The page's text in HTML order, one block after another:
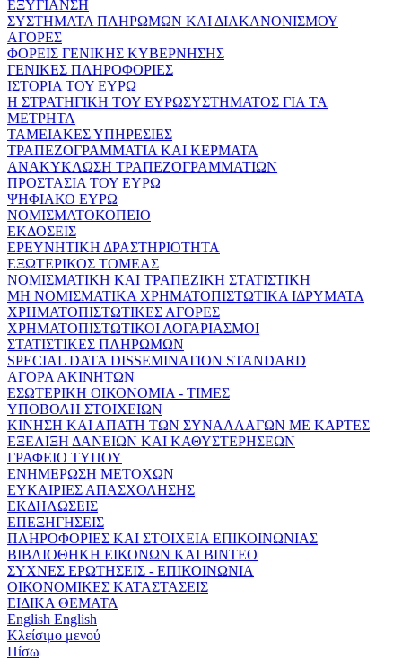
ΕΞΥΓΙΑΝΣΗ
ΣΥΣΤΗΜΑΤΑ ΠΛΗΡΩΜΩΝ ΚΑΙ ΔΙΑΚΑΝΟΝΙΣΜΟΥ
ΑΓΟΡΕΣ
ΦΟΡΕΙΣ ΓΕΝΙΚΗΣ ΚΥΒΕΡΝΗΣΗΣ
ΓΕΝΙΚΕΣ ΠΛΗΡΟΦΟΡΙΕΣ
ΙΣΤΟΡΙΑ ΤΟΥ ΕΥΡΩ
Η ΣΤΡΑΤΗΓΙΚΗ ΤΟΥ ΕΥΡΩΣΥΣΤΗΜΑΤΟΣ ΓΙΑ ΤΑ
ΜΕΤΡΗΤΑ
ΤΑΜΕΙΑΚΕΣ ΥΠΗΡΕΣΙΕΣ
ΤΡΑΠΕΖΟΓΡΑΜΜΑΤΙΑ ΚΑΙ ΚΕΡΜΑΤΑ
ΑΝΑΚΥΚΛΩΣΗ ΤΡΑΠΕΖΟΓΡΑΜΜΑΤΙΩΝ
ΠΡΟΣΤΑΣΙΑ ΤΟΥ ΕΥΡΩ
ΨΗΦΙΑΚΟ ΕΥΡΩ
ΝΟΜΙΣΜΑΤΟΚΟΠΕΙΟ
ΕΚΔΟΣΕΙΣ
ΕΡΕΥΝΗΤΙΚΗ ΔΡΑΣΤΗΡΙΟΤΗΤΑ
ΕΞΩΤΕΡΙΚΟΣ ΤΟΜΕΑΣ
ΝΟΜΙΣΜΑΤΙΚΗ ΚΑΙ ΤΡΑΠΕΖΙΚΗ ΣΤΑΤΙΣΤΙΚΗ
ΜΗ ΝΟΜΙΣΜΑΤΙΚΑ ΧΡΗΜΑΤΟΠΙΣΤΩΤΙΚΑ ΙΔΡΥΜΑΤΑ
ΧΡΗΜΑΤΟΠΙΣΤΩΤΙΚΕΣ ΑΓΟΡΕΣ
ΧΡΗΜΑΤΟΠΙΣΤΩΤΙΚΟΙ ΛΟΓΑΡΙΑΣΜΟΙ
ΣΤΑΤΙΣΤΙΚΕΣ ΠΛΗΡΩΜΩΝ
SPECIAL DATA DISSEMINATION STANDARD
ΑΓΟΡΑ ΑΚΙΝΗΤΩΝ
ΕΣΩΤΕΡΙΚΗ ΟΙΚΟΝΟΜΙΑ - ΤΙΜΕΣ
ΥΠΟΒΟΛΗ ΣΤΟΙΧΕΙΩΝ
ΚΙΝΗΣΗ ΚΑΙ ΑΠΑΤΗ ΤΩΝ ΣΥΝΑΛΛΑΓΩΝ ΜΕ ΚΑΡΤΕΣ
ΕΞΕΛΙΞΗ ΔΑΝΕΙΩΝ ΚΑΙ ΚΑΘΥΣΤΕΡΗΣΕΩΝ
ΓΡΑΦΕΙΟ ΤΥΠΟΥ
ΕΝΗΜΕΡΩΣΗ ΜΕΤΟΧΩΝ
ΕΥΚΑΙΡΙΕΣ ΑΠΑΣΧΟΛΗΣΗΣ
ΕΚΔΗΛΩΣΕΙΣ
ΕΠΕΞΗΓΗΣΕΙΣ
ΠΛΗΡΟΦΟΡΙΕΣ ΚΑΙ ΣΤΟΙΧΕΙΑ ΕΠΙΚΟΙΝΩΝΙΑΣ
ΒΙΒΛΙΟΘΗΚΗ ΕΙΚΟΝΩΝ ΚΑΙ ΒΙΝΤΕΟ
ΣΥΧΝΕΣ ΕΡΩΤΗΣΕΙΣ - ΕΠΙΚΟΙΝΩΝΙΑ
ΟΙΚΟΝΟΜΙΚΕΣ ΚΑΤΑΣΤΑΣΕΙΣ
ΕΙΔΙΚΑ ΘΕΜΑΤΑ
English English
Κλείσιμο μενού
Πίσω